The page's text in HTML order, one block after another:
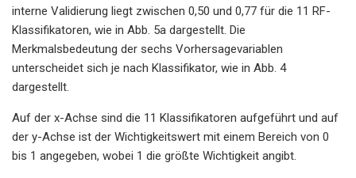
interne Validierung liegt zwischen 0,50 und 0,77 für die 11 RF-
Klassifikatoren, wie in Abb. 5a dargestellt. Die
Merkmalsbedeutung der sechs Vorhersagevariablen
unterscheidet sich je nach Klassifikator, wie in Abb. 4
dargestellt.
Auf der x-Achse sind die 11 Klassifikatoren aufgeführt und auf
der y-Achse ist der Wichtigkeitswert mit einem Bereich von 0
bis 1 angegeben, wobei 1 die größte Wichtigkeit angibt.